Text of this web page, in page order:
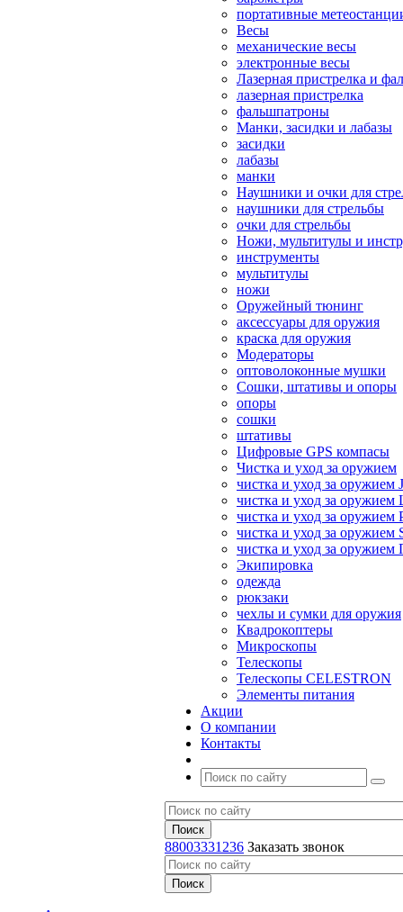
портативные
Весы
механические весы
электронные весы
Лазерная пристрелка и
лазерная пристрелка
фальшпатроны
Манки, засидки и лабазы
засидки
лабазы
манки
Наушники и очки для
наушники для стрельбы
очки для стрельбы
Ножи, мультитулы и
инструменты
мультитулы
ножи
Оружейный тюнинг
аксессуары для оружия
краска для оружия
Модераторы
оптоволоконные мушки
Сошки, штативы и опоры
опоры
сошки
штативы
Цифровые GPS компасы
Чистка и уход за оружием
чистка и уход за оружием
чистка и уход за оружием
чистка и уход за оружием
чистка и уход за оружием
чистка и уход за
Экипировка
одежда
рюкзаки
чехлы и сумки для оружия
Квадрокоптеры
Микроскопы
Телескопы
Телескопы CELESTRON
Элементы питания
Акции
О компании
Контакты
88003331236 Заказать звонок